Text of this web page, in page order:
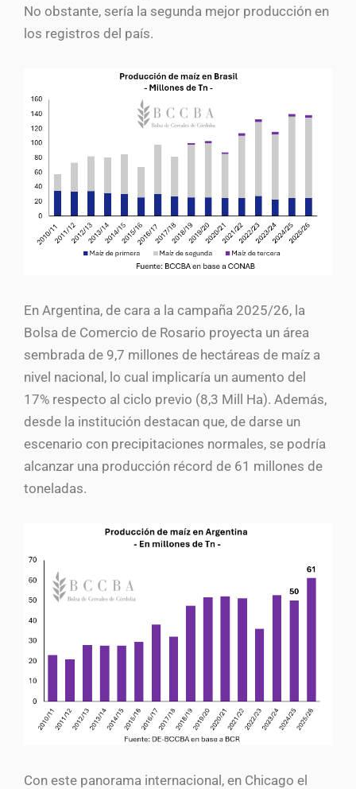
No obstante, sería la segunda mejor producción en
los registros del país.
En Argentina, de cara a la campaña 2025/26, la
Bolsa de Comercio de Rosario proyecta un área
sembrada de 9,7 millones de hectáreas de maíz a
nivel nacional, lo cual implicaría un aumento del
17% respecto al ciclo previo (8,3 Mill Ha). Además,
desde la institución destacan que, de darse un
escenario con precipitaciones normales, se podría
alcanzar una producción récord de 61 millones de
toneladas.
Con este panorama internacional, en Chicago el